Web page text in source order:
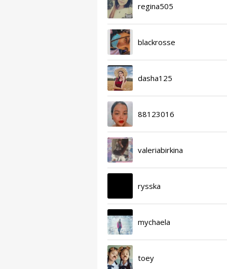
regina505
blackrosse
dasha125
88123016
valeriabirkina
rysska
mychaela
toey